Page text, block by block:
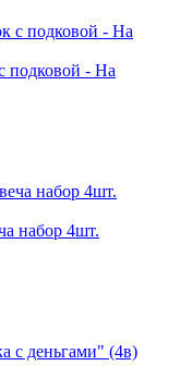
подковой - На
набор 4шт.